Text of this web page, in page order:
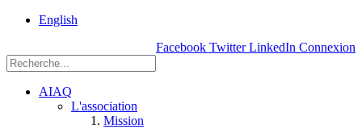
English
Facebook Twitter LinkedIn Connexion
AIAQ
L'association
Mission
Einstein, Québec
G1P